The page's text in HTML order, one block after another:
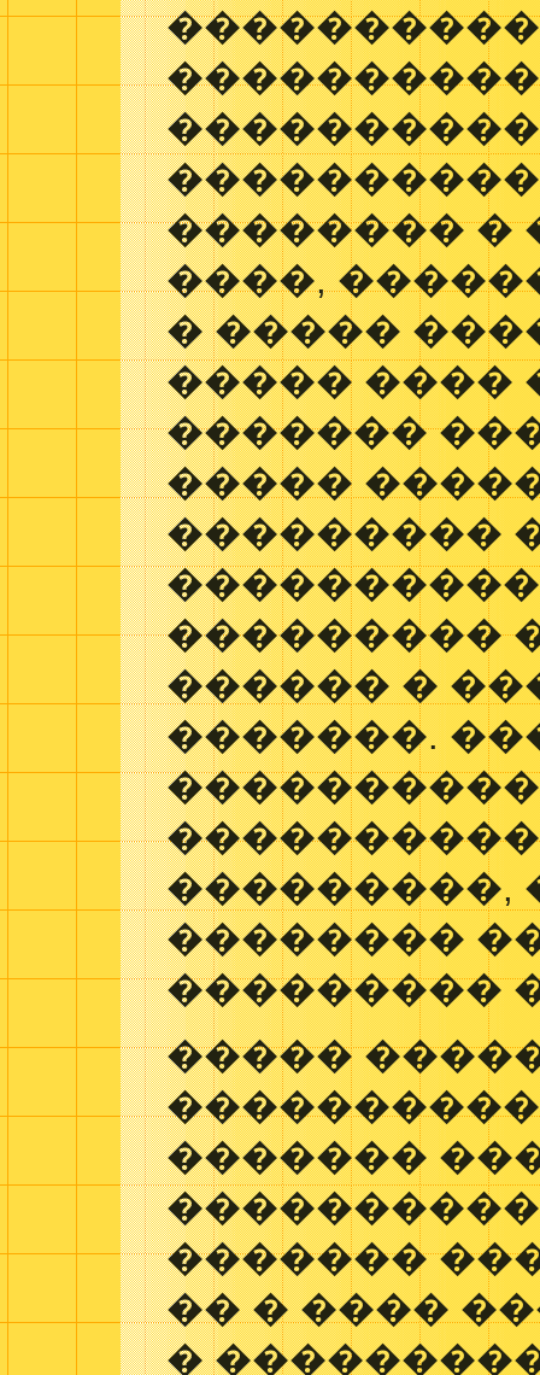
�������� �
����,
� �����
����� ����
�������
�����
���������
���������
������ �
�������.
���������,
��������
���������
�����
�������
�������
�� � ����
�